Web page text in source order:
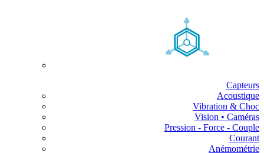
Capteurs
Acoustique
Vibration & Choc
Vision • Caméras
Pression - Force - Couple
Courant
Anémométrie